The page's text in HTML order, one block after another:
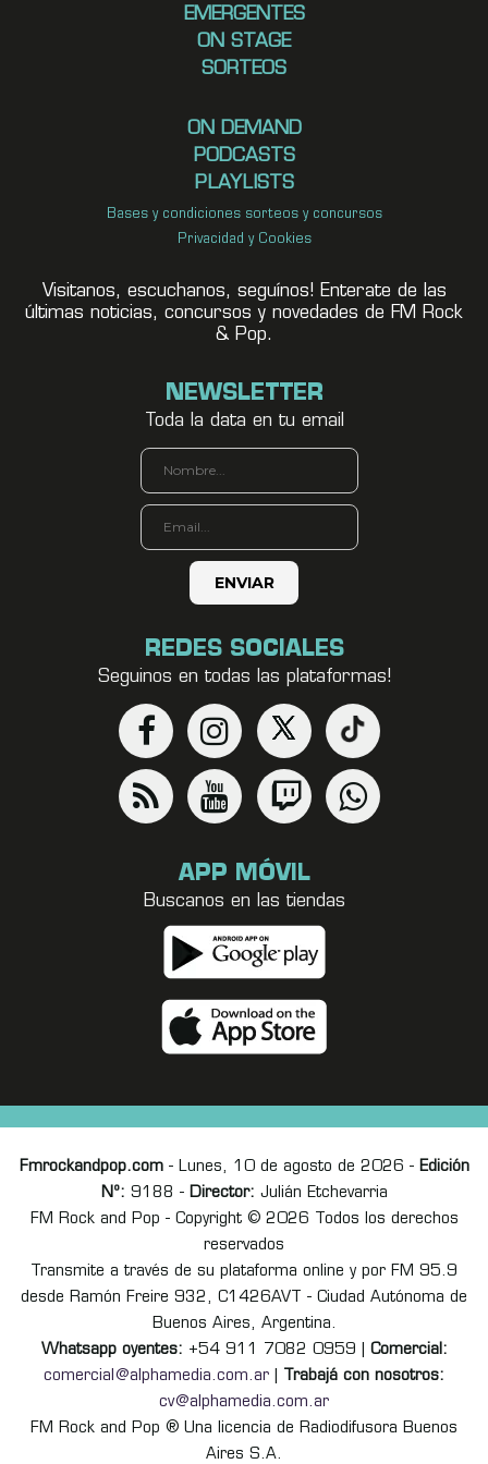
EMERGENTES
ON STAGE
SORTEOS
ON DEMAND
PODCASTS
PLAYLISTS
Bases y condiciones sorteos y concursos
Privacidad y Cookies
Visitanos, escuchanos, seguínos! Enterate de las
últimas noticias, concursos y novedades de FM Rock
& Pop.
NEWSLETTER
Toda la data en tu email
REDES SOCIALES
Seguinos en todas las plataformas!
APP MÓVIL
Buscanos en las tiendas
Fmrockandpop.com- Lunes, 10 de agosto de 2026 - Edición
Nº: 9188 - Director: Julián Etchevarria
FM Rock and Pop - Copyright © 2026 Todos los derechos
reservados
Transmite a través de su plataforma online y por FM 95.9
desde Ramón Freire 932, C1426AVT - Ciudad Autónoma de
Buenos Aires, Argentina.
Whatsapp oyentes: +54 911 7082 0959 | Comercial:
comercial@alphamedia.com.ar
Trabajá con nosotros:
cv@alphamedia.com.ar
FM Rock and Pop ® Una licencia de Radiodifusora Buenos
Aires S.A.